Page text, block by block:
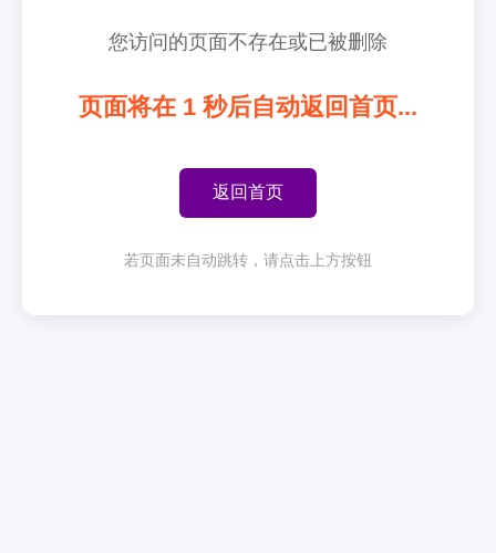
您访问的页面不存在或已被删除
页面将在 1 秒后自动返回首页...
返回首页
若页面未自动跳转，请点击上方按钮